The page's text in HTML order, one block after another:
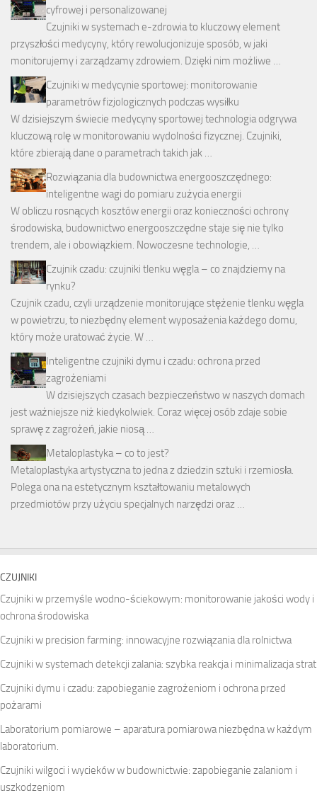
cyfrowej i personalizowanej
Czujniki w systemach e-zdrowia to kluczowy element
przyszłości medycyny, który rewolucjonizuje sposób, w jaki
monitorujemy i zarządzamy zdrowiem. Dzięki nim możliwe …
Czujniki w medycynie sportowej: monitorowanie
parametrów fizjologicznych podczas wysiłku
W dzisiejszym świecie medycyny sportowej technologia odgrywa
kluczową rolę w monitorowaniu wydolności fizycznej. Czujniki,
które zbierają dane o parametrach takich jak …
Rozwiązania dla budownictwa energooszczędnego:
inteligentne wagi do pomiaru zużycia energii
W obliczu rosnących kosztów energii oraz konieczności ochrony
środowiska, budownictwo energooszczędne staje się nie tylko
trendem, ale i obowiązkiem. Nowoczesne technologie, …
Czujnik czadu: czujniki tlenku węgla – co znajdziemy na
rynku?
Czujnik czadu, czyli urządzenie monitorujące stężenie tlenku węgla
w powietrzu, to niezbędny element wyposażenia każdego domu,
który może uratować życie. W …
Inteligentne czujniki dymu i czadu: ochrona przed
zagrożeniami
W dzisiejszych czasach bezpieczeństwo w naszych domach
jest ważniejsze niż kiedykolwiek. Coraz więcej osób zdaje sobie
sprawę z zagrożeń, jakie niosą …
Metaloplastyka – co to jest?
Metaloplastyka artystyczna to jedna z dziedzin sztuki i rzemiosła.
Polega ona na estetycznym kształtowaniu metalowych
przedmiotów przy użyciu specjalnych narzędzi oraz …
CZUJNIKI
Czujniki w przemyśle wodno-ściekowym: monitorowanie jakości wody i
ochrona środowiska
Czujniki w precision farming: innowacyjne rozwiązania dla rolnictwa
Czujniki w systemach detekcji zalania: szybka reakcja i minimalizacja strat
Czujniki dymu i czadu: zapobieganie zagrożeniom i ochrona przed
pożarami
Laboratorium pomiarowe – aparatura pomiarowa niezbędna w każdym
laboratorium.
Czujniki wilgoci i wycieków w budownictwie: zapobieganie zalaniom i
uszkodzeniom